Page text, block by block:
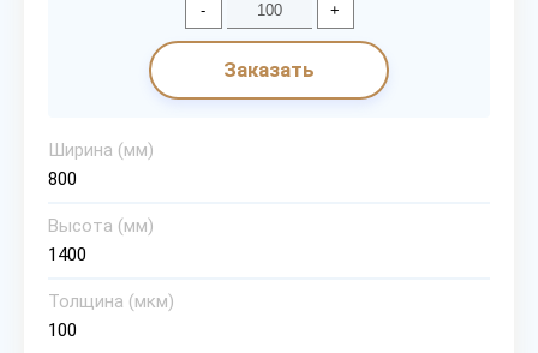
- +
Заказать
Ширина (мм)
800
Высота (мм)
1400
Толщина (мкм)
100